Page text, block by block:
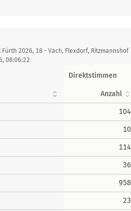
2026, 18 - Vach, Flexdorf, Ritzmannshof
08:06:22
Direktstimmen
Anzahl
104
10
114
36
958
23